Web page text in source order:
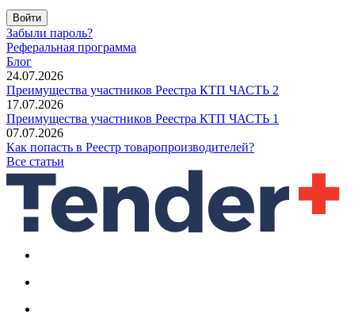
Войти
Забыли пароль?
Реферальная программа
Блог
24.07.2026
Преимущества участников Реестра КТП ЧАСТЬ 2
17.07.2026
Преимущества участников Реестра КТП ЧАСТЬ 1
07.07.2026
Как попасть в Реестр товаропроизводителей?
Все статьи